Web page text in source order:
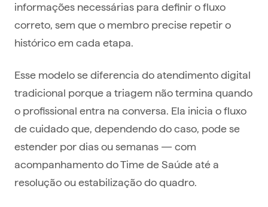
informações necessárias para definir o fluxo
correto, sem que o membro precise repetir o
histórico em cada etapa.
Esse modelo se diferencia do atendimento digital
tradicional porque a triagem não termina quando
o profissional entra na conversa. Ela inicia o fluxo
de cuidado que, dependendo do caso, pode se
estender por dias ou semanas — com
acompanhamento do Time de Saúde até a
resolução ou estabilização do quadro.